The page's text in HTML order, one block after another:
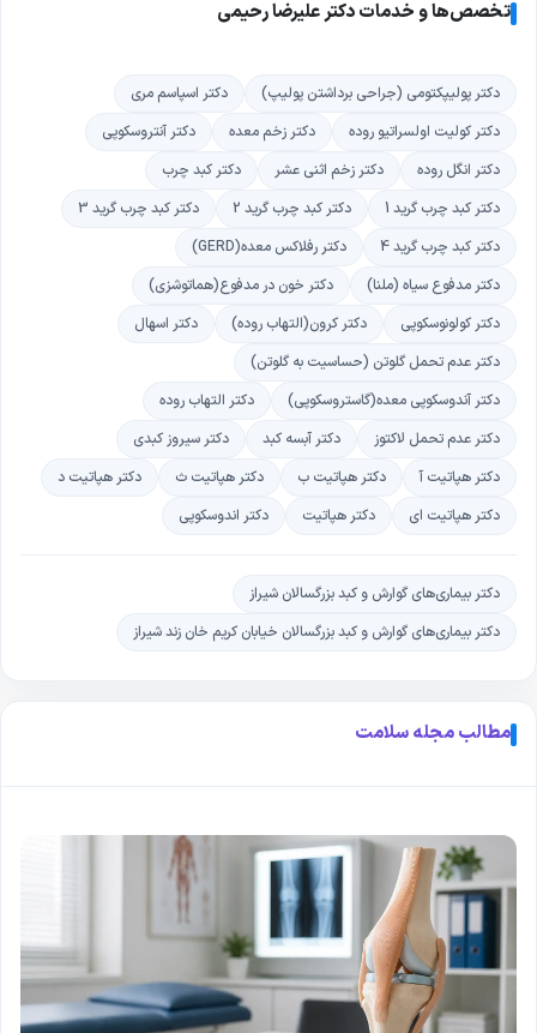
تخصص‌ها و خدمات دکتر علیرضا رحیمی
دکتر پولیپکتومی (جراحی برداشتن پولیپ)
دکتر اسپاسم مری
دکتر کولیت اولسراتیو روده
دکتر زخم معده
دکتر آنتروسکوپی
دکتر انگل روده
دکتر زخم اثنی عشر
دکتر کبد چرب
دکتر کبد چرب گرید 1
دکتر کبد چرب گرید 2
دکتر کبد چرب گرید 3
دکتر کبد چرب گرید 4
دکتر رفلاکس معده(GERD)
دکتر مدفوع سیاه (ملنا)
دکتر خون در مدفوع(هماتوشزی)
دکتر کولونوسکوپی
دکتر کرون(التهاب روده)
دکتر اسهال
دکتر عدم تحمل گلوتن (حساسیت به گلوتن)
دکتر آندوسکوپی معده(گاستروسکوپی)
دکتر التهاب روده
دکتر عدم تحمل لاکتوز
دکتر آبسه کبد
دکتر سیروز کبدی
دکتر هپاتیت آ
دکتر هپاتیت ب دکتر هپاتیت ث
دکتر هپاتیت د
دکتر هپاتیت ای
دکتر هپاتیت دکتر اندوسکوپی
دکتر بیماری‌های گوارش و کبد بزرگسالان شیراز
دکتر بیماری‌های گوارش و کبد بزرگسالان خیابان کریم خان زند شیراز
مطالب مجله سلامت